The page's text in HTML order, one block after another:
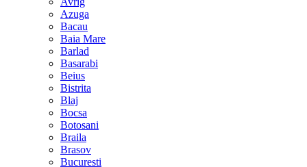
Azuga
Bacau
Baia Mare
Barlad
Basarabi
Beius
Bistrita
Blaj
Bocsa
Botosani
Braila
Brasov
Bucuresti